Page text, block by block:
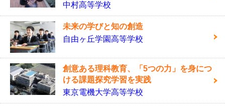
中村高等学校
未来の学びと知の創造
自由ヶ丘学園高等学校
創意ある理科教育、「5つの力」を身につ
ける課題探究学習を実践
東京電機大学高等学校